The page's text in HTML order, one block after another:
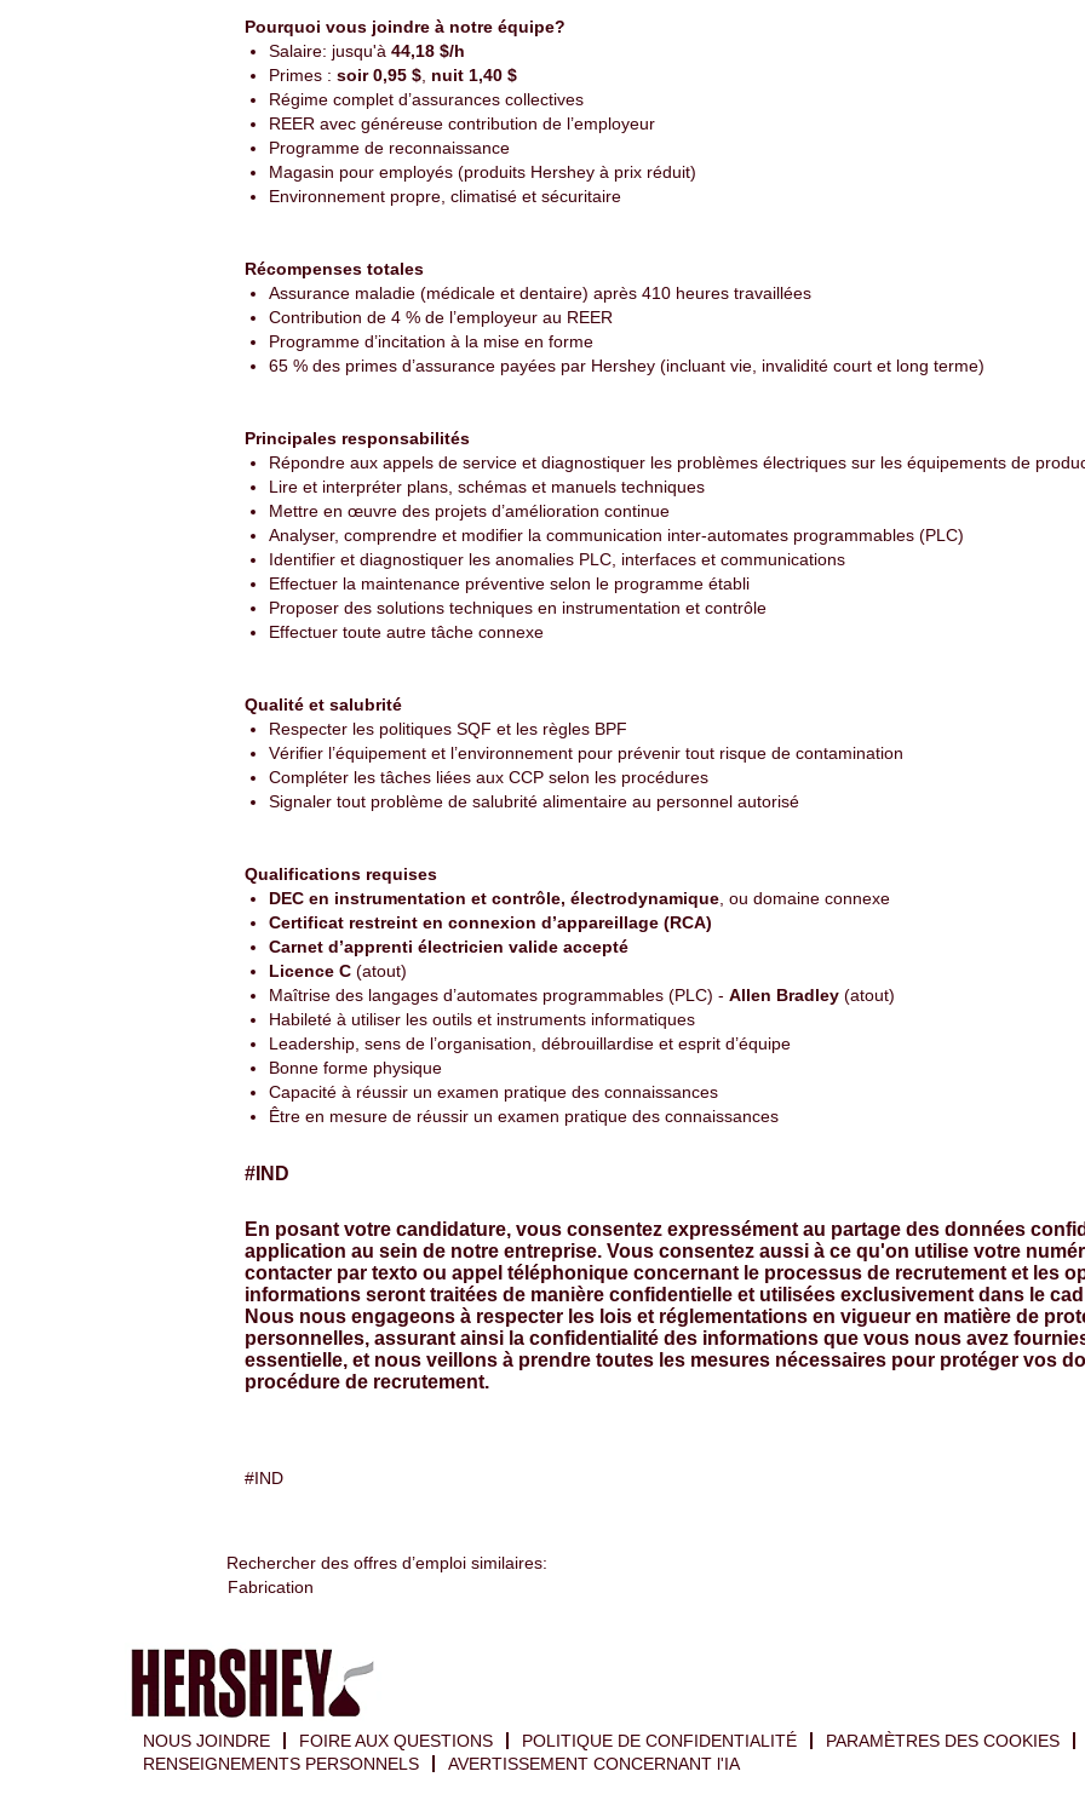
Pourquoi vous joindre à notre équipe?
Salaire: jusqu'à 44,18 $/h
Primes : soir 0,95 $ nuit 1,40 $
Régime complet d’assurances collectives
REER avec généreuse contribution de l’employeur
Programme de reconnaissance
Magasin pour employés (produits Hershey à prix réduit)
Environnement propre, climatisé et sécuritaire
Récompenses totales
Assurance maladie (médicale et dentaire) après 410 heures travaillées
Contribution de 4 % de l’employeur au REER
Programme d’incitation à la mise en forme
65 % des primes d’assurance payées par Hershey (incluant vie, invalidité court et long terme)
Principales responsabilités
Répondre aux appels de service et diagnostiquer les problèmes électriques sur les équipements de
Lire et interpréter plans, schémas et manuels techniques
Mettre en œuvre des projets d’amélioration continue
Analyser, comprendre et modifier la communication inter-automates programmables (PLC)
Identifier et diagnostiquer les anomalies PLC, interfaces et communications
Effectuer la maintenance préventive selon le programme établi
Proposer des solutions techniques en instrumentation et contrôle
Effectuer toute autre tâche connexe
Qualité et salubrité
Respecter les politiques SQF et les règles BPF
Vérifier l’équipement et l’environnement pour prévenir tout risque de contamination
Compléter les tâches liées aux CCP selon les procédures
Signaler tout problème de salubrité alimentaire au personnel autorisé
Qualifications requises
DEC en instrumentation et contrôle, électrodynamique , ou domaine connexe
Certificat restreint en connexion d’appareillage (RCA)
Carnet d’apprenti électricien valide accepté
Licence C (atout)
Maîtrise des langages d’automates programmables (PLC) - Allen Bradley (atout)
Habileté à utiliser les outils et instruments informatiques
Leadership, sens de l’organisation, débrouillardise et esprit d’équipe
Bonne forme physique
Capacité à réussir un examen pratique des connaissances
Être en mesure de réussir un examen pratique des connaissances
#IND
En posant votre candidature, vous consentez expressément au partage des données
application au sein de notre entreprise. Vous consentez aussi à ce qu'on utilise votre
contacter par texto ou appel téléphonique concernant le processus de recrutement et les
informations seront traitées de manière confidentielle et utilisées exclusivement dans le
Nous nous engageons à respecter les lois et réglementations en vigueur en matière de
personnelles, assurant ainsi la confidentialité des informations que vous nous avez
essentielle, et nous veillons à prendre toutes les mesures nécessaires pour protéger vos
procédure de recrutement.
#IND
Rechercher des offres d’emploi similaires:
Fabrication
NOUS JOINDRE FOIRE AUX QUESTIONS POLITIQUE DE CONFIDENTIALITÉ
PARAMÈTRES DES COOKIES
RENSEIGNEMENTS PERSONNELS
AVERTISSEMENT CONCERNANT l'IA